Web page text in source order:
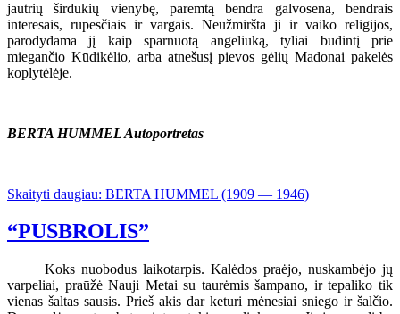
jautrių širdukių vienybę, paremtą bendra galvosena, bendrais
interesais, rūpesčiais ir vargais. Neužmiršta ji ir vaiko religijos,
parodydama jį kaip sparnuotą angeliuką, tyliai budintį prie
miegančio Kūdikėlio, arba atnešusį pievos gėlių Madonai pakelės
koplytėlėje.
BERTA HUMMEL Autoportretas
Skaityti daugiau: BERTA HUMMEL (1909 — 1946)
“PUSBROLIS”
Koks nuobodus laikotarpis. Kalėdos praėjo, nuskambėjo jų
varpeliai, praūžė Nauji Metai su taurėmis šampano, ir tepaliko tik
vienas šaltas sausis. Prieš akis dar keturi mėnesiai sniego ir šalčio.